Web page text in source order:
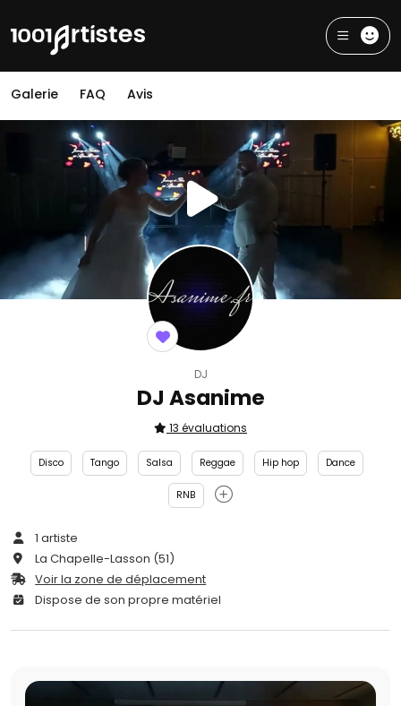
Galerie FAQ Avis
DJ
DJ Asanime
13 évaluations
Disco Tango Salsa Reggae Hip hop Dance
RNB
1 artiste
La Chapelle-Lasson (51)
Voir la zone de déplacement
Dispose de son propre matériel